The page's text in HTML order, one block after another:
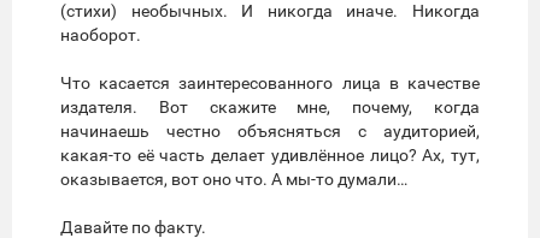
(стихи) необычных. И никогда иначе. Никогда
наоборот.
Что касается заинтересованного лица в качестве
издателя. Вот скажите мне, почему, когда
начинаешь честно объясняться с аудиторией,
какая-то её часть делает удивлённое лицо? Ах, тут,
оказывается, вот оно что. А мы-то думали…
Давайте по факту.